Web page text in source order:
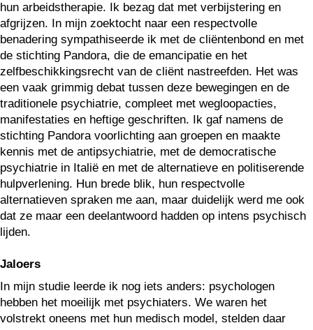
hun arbeidstherapie. Ik bezag dat met verbijstering en
afgrijzen. In mijn zoektocht naar een respectvolle
benadering sympathiseerde ik met de cliëntenbond en met
de stichting Pandora, die de emancipatie en het
zelfbeschikkingsrecht van de cliënt nastreefden. Het was
een vaak grimmig debat tussen deze bewegingen en de
traditionele psychiatrie, compleet met wegloopacties,
manifestaties en heftige geschriften. Ik gaf namens de
stichting Pandora voorlichting aan groepen en maakte
kennis met de antipsychiatrie, met de democratische
psychiatrie in Italië en met de alternatieve en politiserende
hulpverlening. Hun brede blik, hun respectvolle
alternatieven spraken me aan, maar duidelijk werd me ook
dat ze maar een deelantwoord hadden op intens psychisch
lijden.
Jaloers
In mijn studie leerde ik nog iets anders: psychologen
hebben het moeilijk met psychiaters. We waren het
volstrekt oneens met hun medisch model, stelden daar